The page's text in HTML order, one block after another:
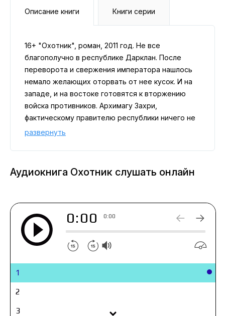
Описание книги Книги серии
16+ "Охотник", роман, 2011 год. Не все
благополучно в республике Дарклан. После
переворота и свержения императора нашлось
немало желающих оторвать от нее кусок. И на
западе, и на востоке готовятся к вторжению
войска противников. Архимагу Захри,
фактическому правителю республики ничего не
остается, кроме, как искать забытое оружие на
удачливый охотник Глан получает необычно
развернуть
Аудиокнига Охотник слушать онлайн
0:00 0:00
1
2
3